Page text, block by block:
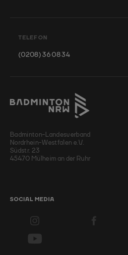
TELEFON
(0208) 36 08 34
Badminton-Landesverband
Nordrhein-Westfalen e.V.
Südstr. 23
45470 Mülheim an der Ruhr
SOCIAL MEDIA